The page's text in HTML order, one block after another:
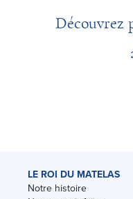
Découvrez
LE ROI DU MATELAS
Notre histoire